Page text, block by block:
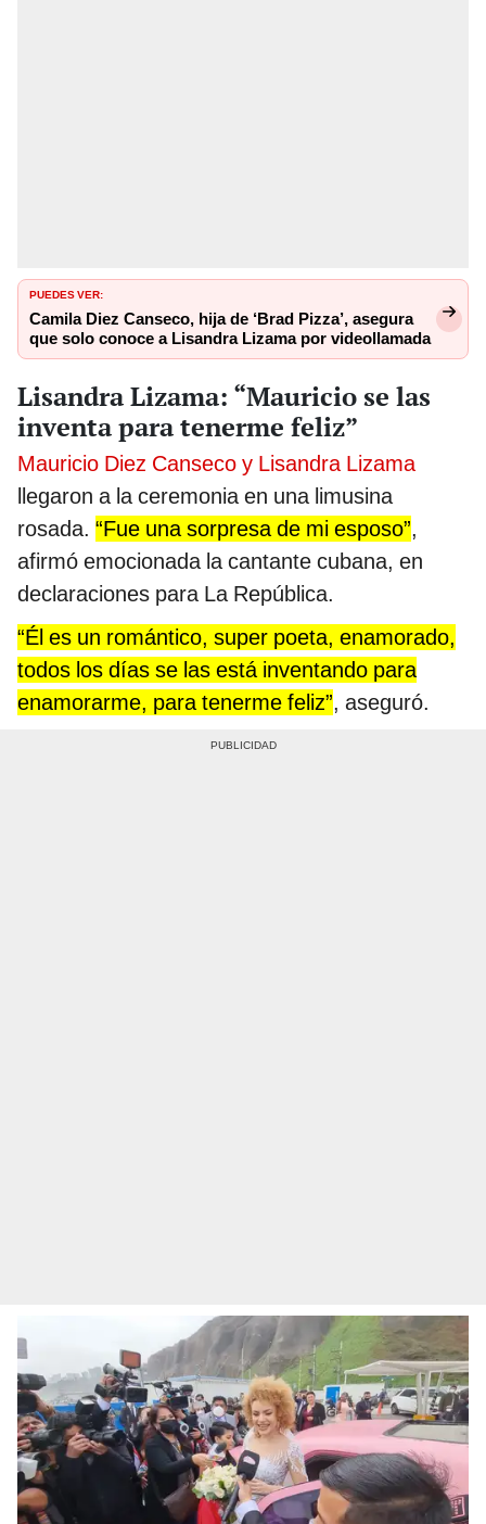
PUEDES VER:
Camila Diez Canseco, hija de ‘Brad Pizza’, asegura
que solo conoce a Lisandra Lizama por videollamada
Lisandra Lizama: “Mauricio se las
inventa para tenerme feliz”
Mauricio Diez Canseco y Lisandra Lizama
llegaron a la ceremonia en una limusina
rosada. “Fue una sorpresa de mi esposo”,
afirmó emocionada la cantante cubana, en
declaraciones para La República.
“Él es un romántico, super poeta, enamorado,
todos los días se las está inventando para
enamorarme, para tenerme feliz”, aseguró.